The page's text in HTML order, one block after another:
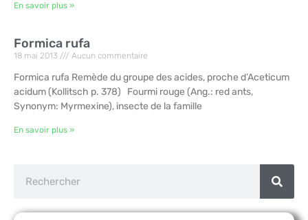
En savoir plus »
Formica rufa
18 mai 2013 Aucun commentaire
Formica rufa Remède du groupe des acides, proche d’Aceticum
acidum (Kollitsch p. 378) Fourmi rouge (Ang.: red ants,
Synonym: Myrmexine), insecte de la famille
En savoir plus »